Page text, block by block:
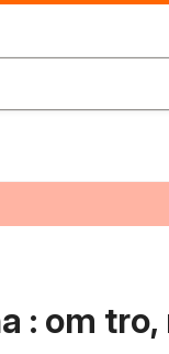
: om